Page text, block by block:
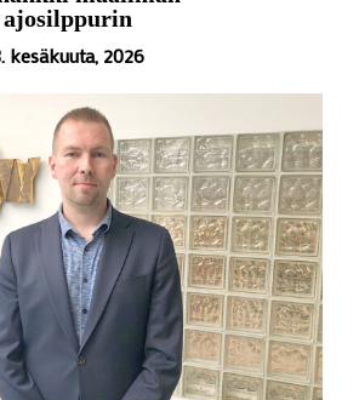
kesäkuuta, 2026